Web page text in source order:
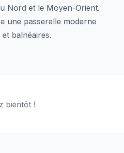
Nord et le Moyen-Orient.
une passerelle moderne
balnéaires.
bientôt !